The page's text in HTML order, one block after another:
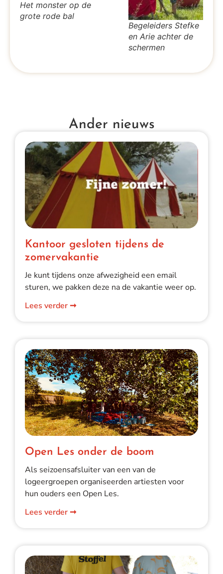
Het monster op de
grote rode bal
Begeleiders Stefke
en Arie achter de
schermen
Ander nieuws
Kantoor gesloten tijdens de
zomervakantie
Je kunt tijdens onze afwezigheid een email
sturen, we pakken deze na de vakantie weer op.
Lees verder ➞
Open Les onder de boom
Als seizoensafsluiter van een van de
logeergroepen organiseerden artiesten voor
hun ouders een Open Les.
Lees verder ➞